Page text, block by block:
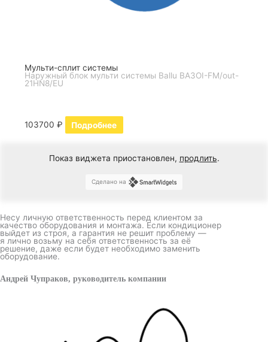
Мульти-сплит системы
Наружный блок мульти системы Ballu BA3OI-FM/out-
21HN8/EU
103700₽ Подробнее
Показ виджета приостановлен, продлить.
Сделано на
Несу личную ответственность перед клиентом за
качество оборудования и монтажа. Если кондиционер
выйдет из строя, а гарантия не решит проблему —
я лично возьму на себя ответственность за её
решение, даже если будет необходимо заменить
оборудование.
Андрей Чупраков, руководитель компании